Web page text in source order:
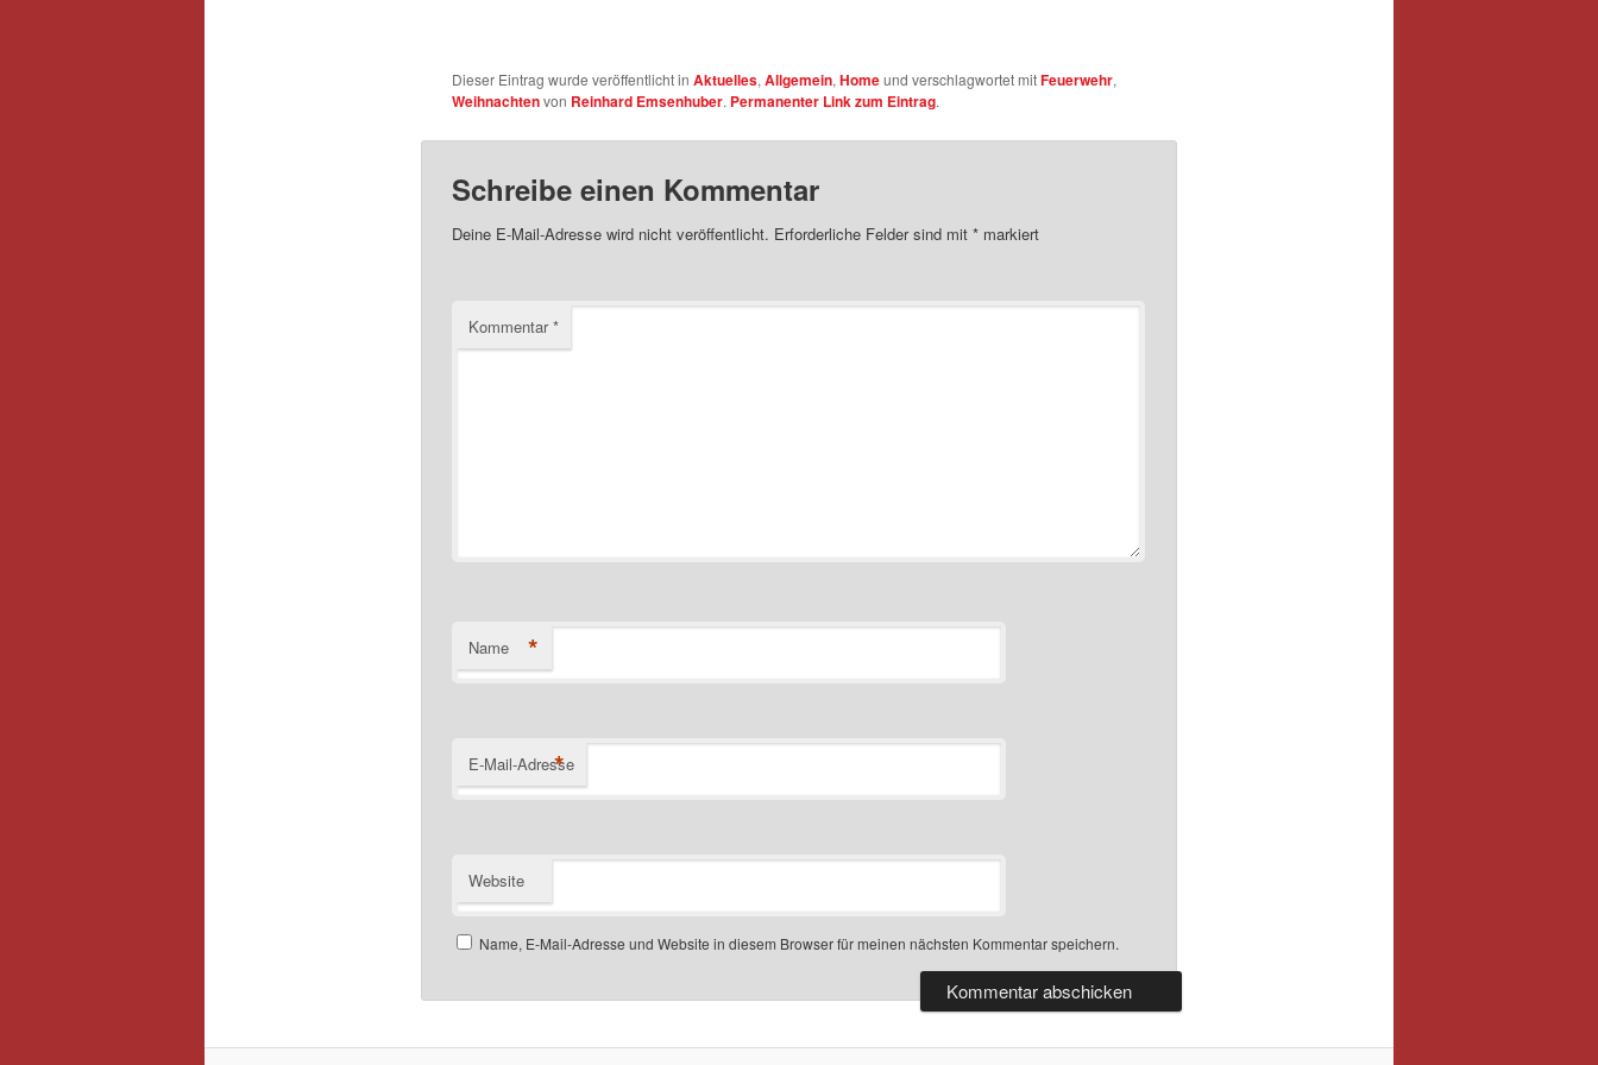
Dieser Eintrag wurde veröffentlicht in Aktuelles, Allgemein, Homeund verschlagwortet mitFeuerwehr,
Weihnachtenvon Reinhard Emsenhuber. Permanenter Link zum Eintrag.
Schreibe einen Kommentar
Deine E-Mail-Adresse wird nicht veröffentlicht. Erforderliche Felder sind mit *markiert
Kommentar*
Name *
E-Mail-Adresse
*
Website
Name, E-Mail-Adresse und Website in diesem Browser für meinen nächsten Kommentar speichern.